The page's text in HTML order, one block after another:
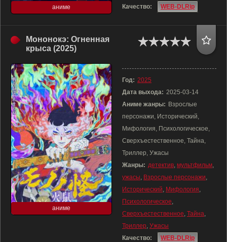
аниме
Качество:
WEB-DLRip
Мононокэ: Огненная
крыса (2025)
аниме
Год: 2025
Дата выхода: 2025-03-14
Аниме жанры: Взрослые
персонажи, Исторический,
Мифология, Психологическое,
Сверхъестественное, Тайна,
Триллер, Ужасы
Жанры: детектив, мультфильм,
ужасы, Взрослые персонажи,
Исторический, Мифология,
Психологическое,
Сверхъестественное, Тайна,
Триллер, Ужасы
Качество:
WEB-DLRip